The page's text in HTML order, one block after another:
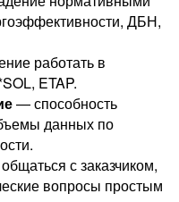
ДБН,
работать в
ETAP.
— способность
данных по
с заказчиком,
вопросы простым